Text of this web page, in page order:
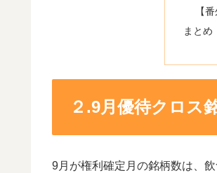
【
まとめ
２.9月優待クロス
9月が権利確定月の銘柄数は、